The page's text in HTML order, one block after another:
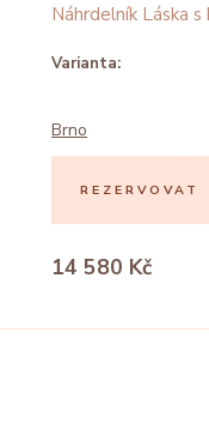
Náhrdelník Láska
Varianta:
Brno
REZERVOVAT
14 580 Kč